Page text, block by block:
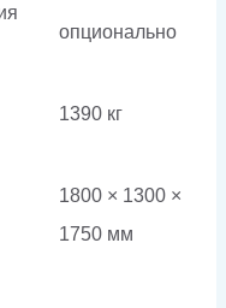
опционально
1390 кг
1800 × 1300 ×
1750 мм